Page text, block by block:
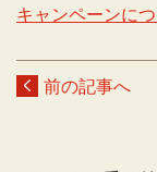
キャンペーンに
前の記事へ